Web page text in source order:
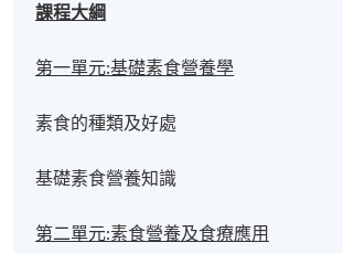
課程大綱
第一單元:基礎素食營養學
素食的種類及好處
基礎素食營養知識
第二單元:素食營養及食療應用